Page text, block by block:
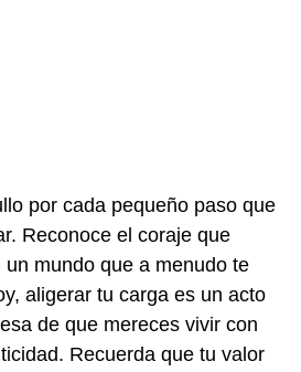
por cada pequeño paso que
Reconoce el coraje que
mundo que a menudo te
aligerar tu carga es un acto
de que mereces vivir con
Recuerda que tu valor